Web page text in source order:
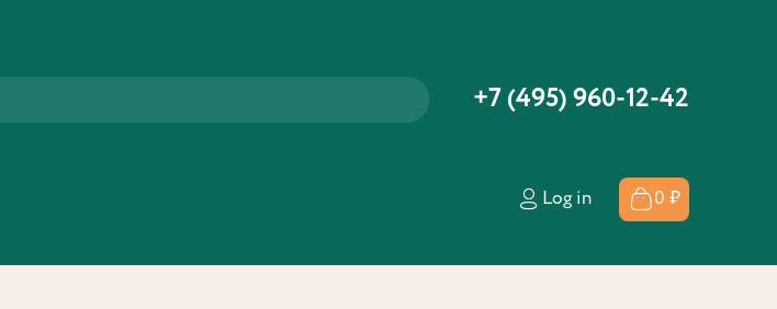
+7 (495) 960-12-42
Log in 0 ₽